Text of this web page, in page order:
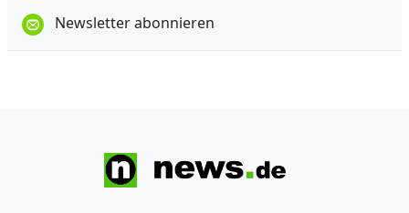
Newsletter abonnieren